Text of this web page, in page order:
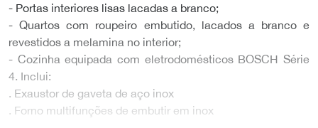
- Portas interiores lisas lacadas a branco;
- Quartos com roupeiro embutido, lacados a branco e
revestidos a melamina no interior;
- Cozinha equipada com eletrodomésticos BOSCH Série
4. Inclui:
. Exaustor de gaveta de aço inox
. Forno multifunções de embutir em inox